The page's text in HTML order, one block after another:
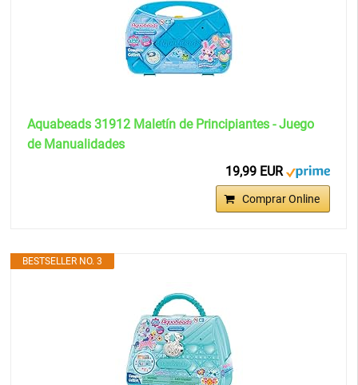
Aquabeads 31912 Maletín de Principiantes - Juego
de Manualidades
19,99 EUR
Comprar Online
BESTSELLER NO. 3